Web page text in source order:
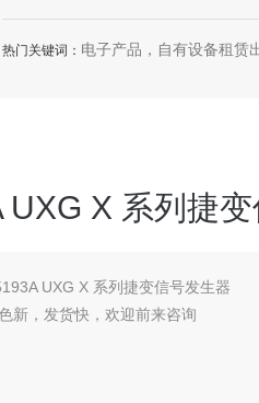
热门关键词： 电子产品，自有设备租赁
UXG X 系列捷
UXG X 系列捷变信号发生器
新，发货快，欢迎前来咨询